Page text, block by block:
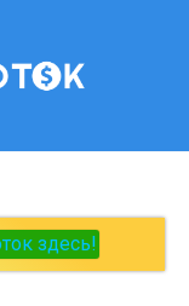
здесь!